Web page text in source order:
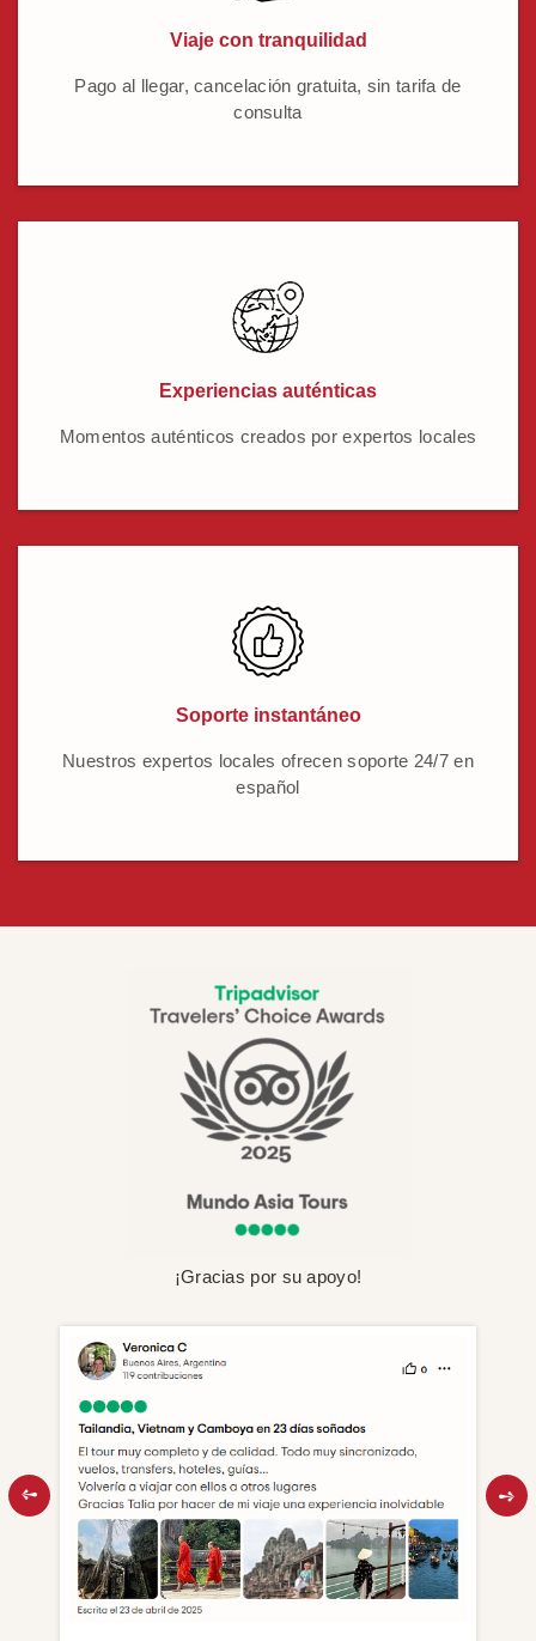
Viaje con tranquilidad
Pago al llegar, cancelación gratuita, sin tarifa de
consulta
Experiencias auténticas
Momentos auténticos creados por expertos locales
Soporte instantáneo
Nuestros expertos locales ofrecen soporte 24/7 en
español
¡Gracias por su apoyo!